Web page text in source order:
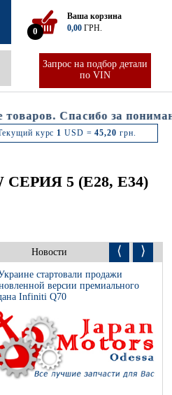
Запрос на подбор детали
по VIN
0
Ваша корзина
0,00 ГРН.
Спасибо за
курс 1 USD =45,20 грн.
5 (E28, E34)
Новости ⟨ ⟩
стартовали продажи
версии премиального
Infiniti Q70